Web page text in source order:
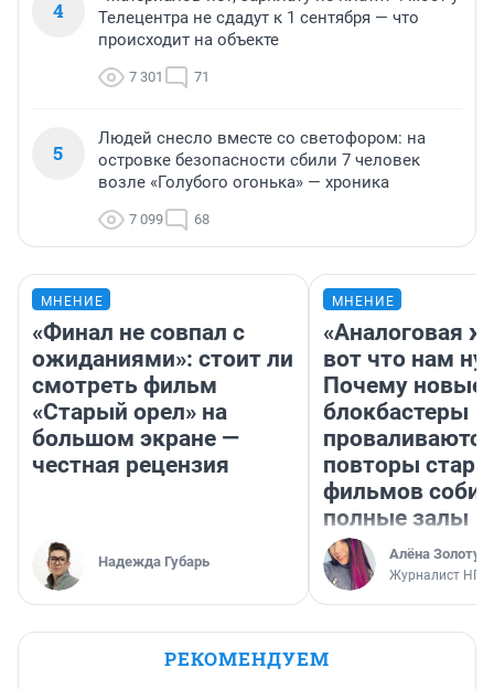
4
Телецентра не сдадут к 1 сентября — что
происходит на объекте
7 301 71
5
Людей снесло вместе со светофором: на
островке безопасности сбили 7 человек
возле «Голубого огонька» — хроника
7 099 68
МНЕНИЕ
«Финал не совпал с
ожиданиями»: стоит ли
смотреть фильм
«Старый орел» на
большом экране —
честная рецензия
Надежда Губарь
МНЕНИЕ
«Аналоговая
вот что нам
Почему новые
блокбастеры
повторы
фильмов
полные залы
Алёна
Журналист НГС
РЕКОМЕНДУЕМ